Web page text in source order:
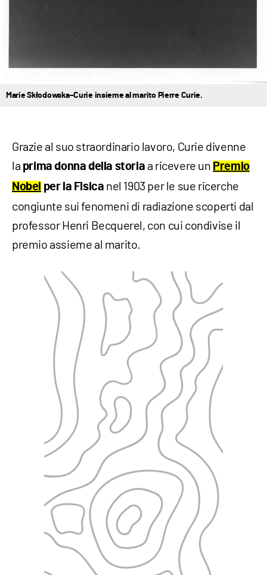
Marie Skłodowska–Curie insieme al marito Pierre Curie.
Grazie al suo straordinario lavoro, Curie divenne
la prima donna della storia a ricevere unPremio
Nobel per la Fisica nel 1903 per le sue ricerche
congiunte sui fenomeni di radiazione scoperti dal
professor Henri Becquerel, con cui condivise il
premio assieme al marito.